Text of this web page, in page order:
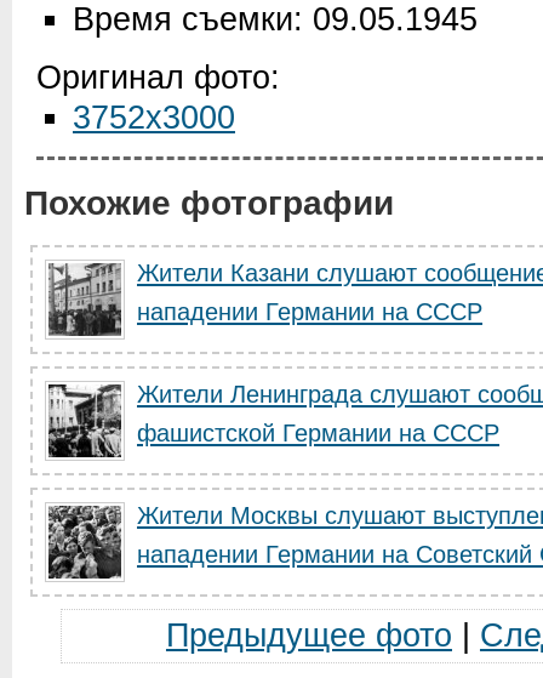
Время съемки: 09.05.1945
Оригинал фото:
3752x3000
Похожие фотографии
Жители Казани слушают
нападении Германии на СССР
Жители Ленинграда слушают
фашистской Германии на СССР
Жители Москвы слушают
нападении Германии на
Предыдущее фото